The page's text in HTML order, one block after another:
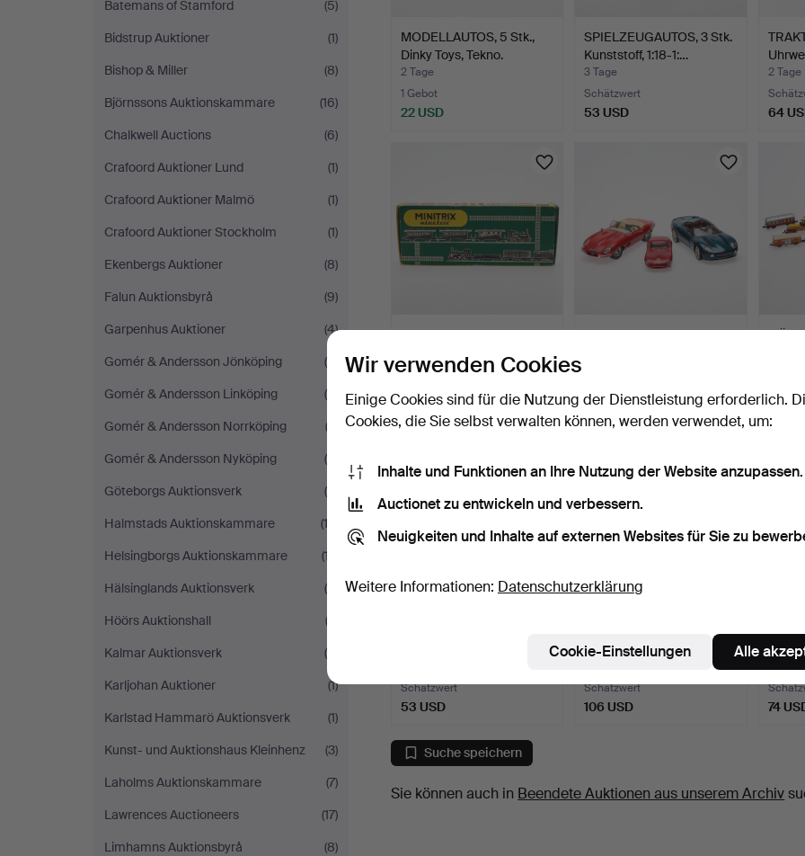
Batemans of Stamford
(5)
Bidstrup Auktioner
(1)
Bishop & Miller
(8)
Björnssons Auktionskammare
(16)
Chalkwell Auctions
(6)
Crafoord Auktioner Lund
(1)
Crafoord Auktioner Malmö
(1)
Crafoord Auktioner Stockholm
(1)
Ekenbergs Auktioner
(8)
Falun Auktionsbyrå
(9)
Garpenhus Auktioner
(4)
Gomér & Andersson Jönköping
(8)
Gomér & Andersson Linköping
(4)
Gomér & Andersson Norrköping
(2)
Gomér & Andersson Nyköping
(5)
Göteborgs Auktionsverk
(4)
Halmstads Auktionskammare
(12)
Helsingborgs Auktionskammare
(17)
Hälsinglands Auktionsverk
(4)
Höörs Auktionshall
(3)
Kalmar Auktionsverk
(9)
Karljohan Auktioner
(1)
Karlstad Hammarö Auktionsverk
(1)
Kunst- und Auktionshaus Kleinhenz
(3)
Laholms Auktionskammare
(7)
Lawrences Auctioneers
(17)
Limhamns Auktionsbyrå
(8)
MODELLAUTOS, 5 Stk.,
Dinky Toys, Tekno.
2 Tage
1 Gebot
22 USD
SPIELZEUGAUTOS, 3 Stk.
Kunststoff, 1:18-1:…
3 Tage
Schätzwert
53 USD
No…
2 Tage
64
DAMPFLOKOMOTIVE MIT
4 Tage
Schätzwert
106 USD
MODELLAUTOS, 3 Stk.,
Schätzwert
74 USD
EN,
64
Schätzwert
53 USD
Lithographiertes Blech,
Schätzwert
106 USD
Spur
74
Suche speichern
Sie können auch in Beendete Auktionen aus unserem Archiv
Wir verwenden Cookies
Einige Cookies sind für die Nutzung der Dienstleistung erforderlich.
Cookies, die Sie selbst verwalten können, werden verwendet, um:
Inhalte und Funktionen an Ihre Nutzung der Website anzupassen.
Auctionet zu entwickeln und verbessern.
Neuigkeiten und Inhalte auf externen Websites für Sie zu
Weitere Informationen: Datenschutzerklärung
Cookie-Einstellungen Alle